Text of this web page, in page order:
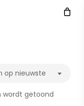
wordt getoond
op nieuwste
Close